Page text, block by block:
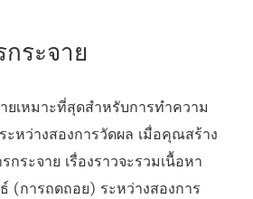
ระจาย
ยเหมาะที่สุดสำหรับการทำความ
ะหว่างสองการวัดผล เมื่อคุณสร้าง
กระจาย เรื่องราวจะรวมเนื้อหา
(การถดถอย) ระหว่างสองการ